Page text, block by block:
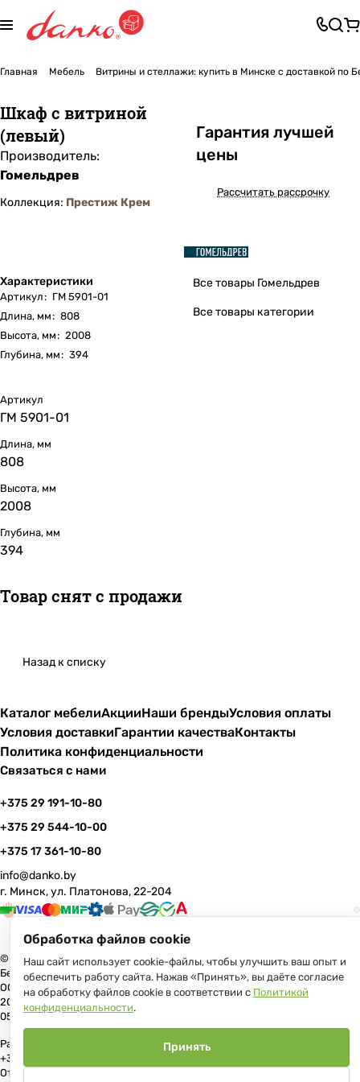
Главная Мебель Витрины и стеллажи: купить в Минске с доставкой по
Шкаф с витриной
(левый)
Производитель:
Гомельдрев
Коллекция: Престиж Крем
Характеристики
Артикул: ГМ 5901-01
Длина, мм: 808
Высота, мм: 2008
Глубина, мм: 394
Гарантия лучшей
цены
Рассчитать рассрочку
Все товары Гомельдрев
Все товары категории
Артикул
ГМ 5901-01
Длина, мм
808
Высота, мм
2008
Глубина, мм
394
Товар снят с продажи
Назад к списку
Каталог мебелиАкцииНаши брендыУсловия оплаты
Условия доставкиГарантии качестваКонтакты
Политика конфиденциальности
Связаться с нами
+375 29 191-10-80
+375 29 544-10-00
+375 17 361-10-80
info@danko.by
г. Минск, ул. Платонова, 22-204
© 2026 Данко Бай: качественная мебель с оперативной доставкой по
Беларуси
ООО «Гранд Парк», юр.адрес: 220005, Минск, ул. Платонова, 22, пом.
204 В торговом реестре с 17 июля 2013 г. Регистрация №191081534,
05.11.2008, Мингорисполком.
Рассмотрение обращений потребителей, телефон +375 (17) 361-10-80,
+375 (29) 191-10-80, +375 (29) 544-10-00, e-mail: info@danko.by
Отдел торговли и услуг Администрации Первомайского района
Обработка файлов cookie
Наш сайт использует cookie-файлы, чтобы улучшить ваш опыт и
обеспечить работу сайта. Нажав «Принять», вы даёте согласие
на обработку файлов cookie в соответствии с Политикой
конфиденциальности.
Принять